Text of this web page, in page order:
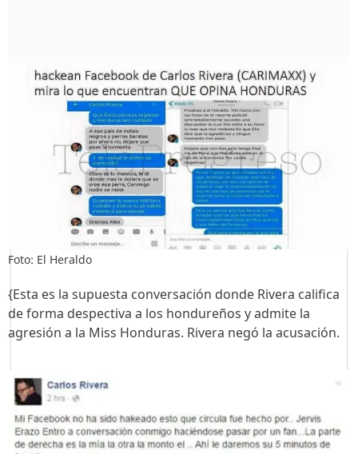
Foto: El Heraldo
{Esta es la supuesta conversación donde Rivera califica
de forma despectiva a los hondureños y admite la
agresión a la Miss Honduras. Rivera negó la acusación.